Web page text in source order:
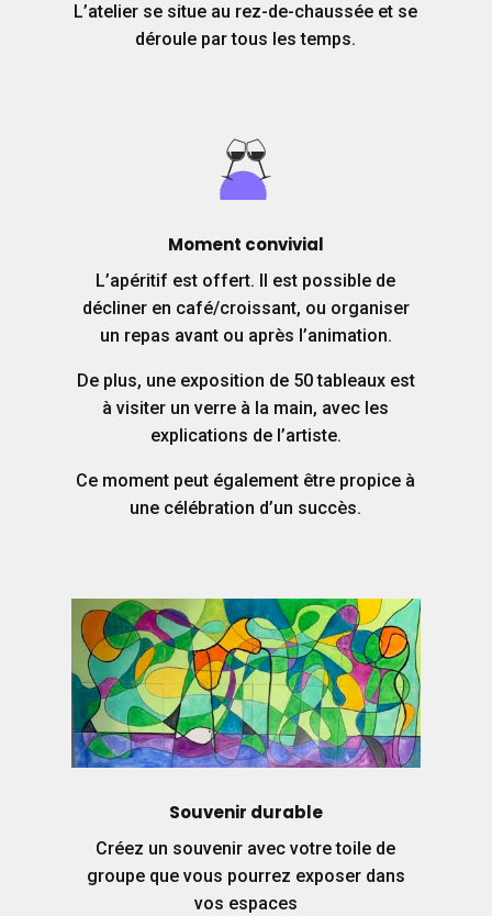
L’atelier se situe au rez-de-chaussée et se
déroule par tous les temps.
Moment convivial
L’apéritif est offert. Il est possible de
décliner en café/croissant, ou organiser
un repas avant ou après l’animation.
De plus, une exposition de 50 tableaux est
à visiter un verre à la main, avec les
explications de l’artiste.
Ce moment peut également être propice à
une célébration d’un succès.
Souvenir durable
Créez un souvenir avec votre toile de
groupe que vous pourrez exposer dans
vos espaces